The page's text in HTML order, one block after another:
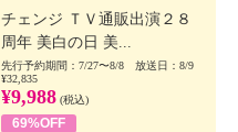
チェンジ ＴＶ通販出演２８
周年 美白の日 美...
先行予約期間：7/27〜8/8 放送日：8/9
¥32,835
¥9,988 (税込)
69%OFF